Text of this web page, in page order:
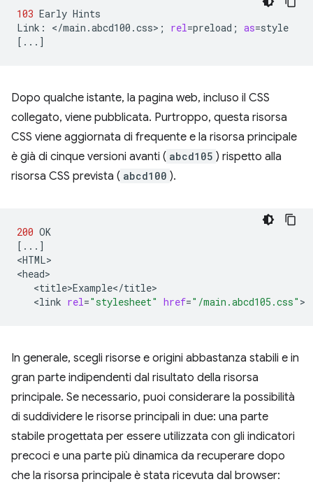
103 Early Hints
Link:
</main.abcd100.css> ; rel=preload ; as=
[ ... ]
Dopo qualche istante, la pagina web, incluso il CSS
collegato, viene pubblicata. Purtroppo, questa risorsa
CSS viene aggiornata di frequente e la risorsa principale
è già di cinque versioni avanti ( abcd105 ) rispetto alla
risorsa CSS prevista ( abcd100 ).
200
[ ... ]
<HTML>
<link rel="stylesheet" href="/main.abcd105.css"
In generale, scegli risorse e origini abbastanza stabili e in
gran parte indipendenti dal risultato della risorsa
principale. Se necessario, puoi considerare la possibilità
di suddividere le risorse principali in due: una parte
stabile progettata per essere utilizzata con gli indicatori
precoci e una parte più dinamica da recuperare dopo
che la risorsa principale è stata ricevuta dal browser: